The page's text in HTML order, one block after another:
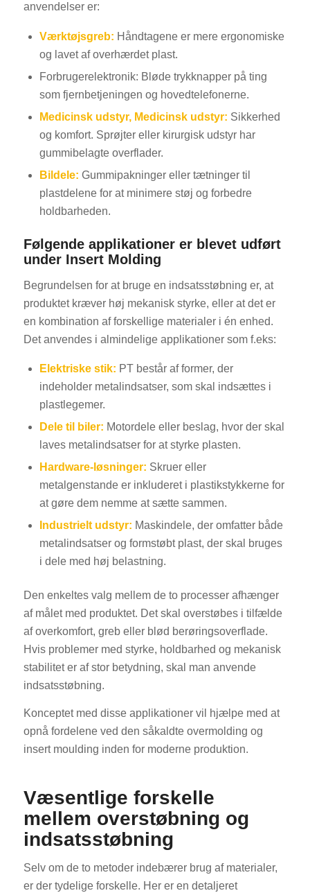
anvendelser er:
Værktøjsgreb: Håndtagene er mere ergonomiske
og lavet af overhærdet plast.
Forbrugerelektronik: Bløde trykknapper på ting
som fjernbetjeningen og hovedtelefonerne.
Medicinsk udstyr, Medicinsk udstyr: Sikkerhed
og komfort. Sprøjter eller kirurgisk udstyr har
gummibelagte overflader.
Bildele: Gummipakninger eller tætninger til
plastdelene for at minimere støj og forbedre
holdbarheden.
Følgende applikationer er blevet udført
under Insert Molding
Begrundelsen for at bruge en indsatsstøbning er, at
produktet kræver høj mekanisk styrke, eller at det er
en kombination af forskellige materialer i én enhed.
Det anvendes i almindelige applikationer som f.eks:
Elektriske stik: PT består af former, der
indeholder metalindsatser, som skal indsættes i
plastlegemer.
Dele til biler: Motordele eller beslag, hvor der skal
laves metalindsatser for at styrke plasten.
Hardware-løsninger: Skruer eller
metalgenstande er inkluderet i plastikstykkerne for
at gøre dem nemme at sætte sammen.
Industrielt udstyr: Maskindele, der omfatter både
metalindsatser og formstøbt plast, der skal bruges
i dele med høj belastning.
Den enkeltes valg mellem de to processer afhænger
af målet med produktet. Det skal overstøbes i tilfælde
af overkomfort, greb eller blød berøringsoverflade.
Hvis problemer med styrke, holdbarhed og mekanisk
stabilitet er af stor betydning, skal man anvende
indsatsstøbning.
Konceptet med disse applikationer vil hjælpe med at
opnå fordelene ved den såkaldte overmolding og
insert moulding inden for moderne produktion.
Væsentlige forskelle
mellem overstøbning og
indsatsstøbning
Selv om de to metoder indebærer brug af materialer,
er der tydelige forskelle. Her er en detaljeret